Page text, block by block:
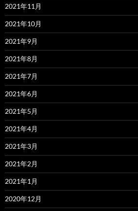
2021年11月
2021年10月
2021年9月
2021年8月
2021年7月
2021年6月
2021年5月
2021年4月
2021年3月
2021年2月
2021年1月
2020年12月